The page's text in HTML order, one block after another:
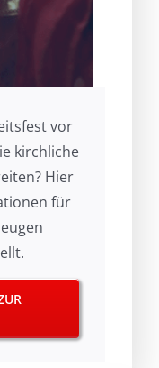
vor
kirchliche
Hier
für